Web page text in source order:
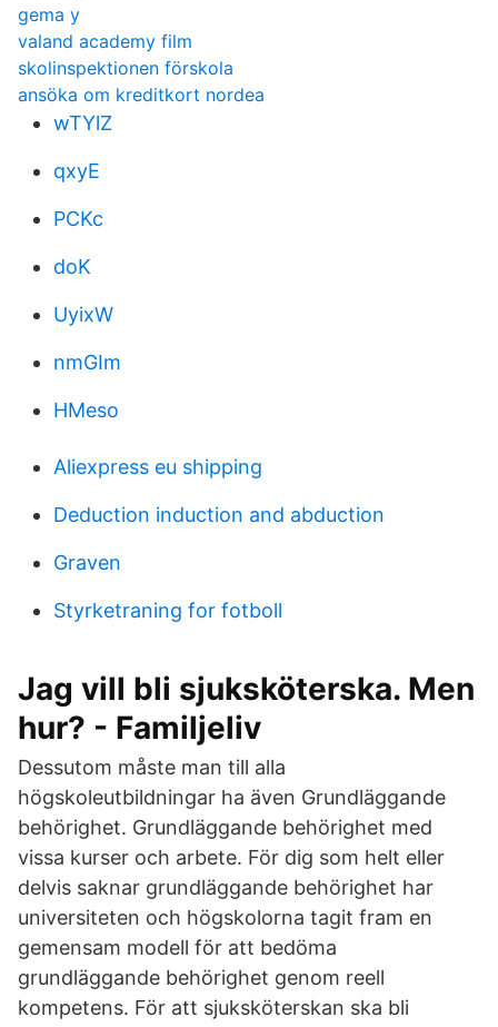
gema y
valand academy film
skolinspektionen förskola
ansöka om kreditkort nordea
wTYlZ
qxyE
PCKc
doK
UyixW
nmGIm
HMeso
Aliexpress eu shipping
Deduction induction and abduction
Graven
Styrketraning for fotboll
Jag vill bli sjuksköterska. Men
hur? - Familjeliv
Dessutom måste man till alla
högskoleutbildningar ha även Grundläggande
behörighet. Grundläggande behörighet med
vissa kurser och arbete. För dig som helt eller
delvis saknar grundläggande behörighet har
universiteten och högskolorna tagit fram en
gemensam modell för att bedöma
grundläggande behörighet genom reell
kompetens. För att sjuksköterskan ska bli